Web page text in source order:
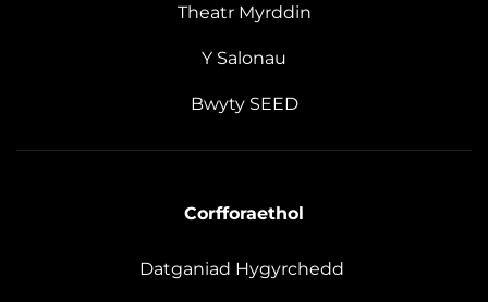
Theatr Myrddin
Y Salonau
Bwyty SEED
Corfforaethol
Datganiad Hygyrchedd